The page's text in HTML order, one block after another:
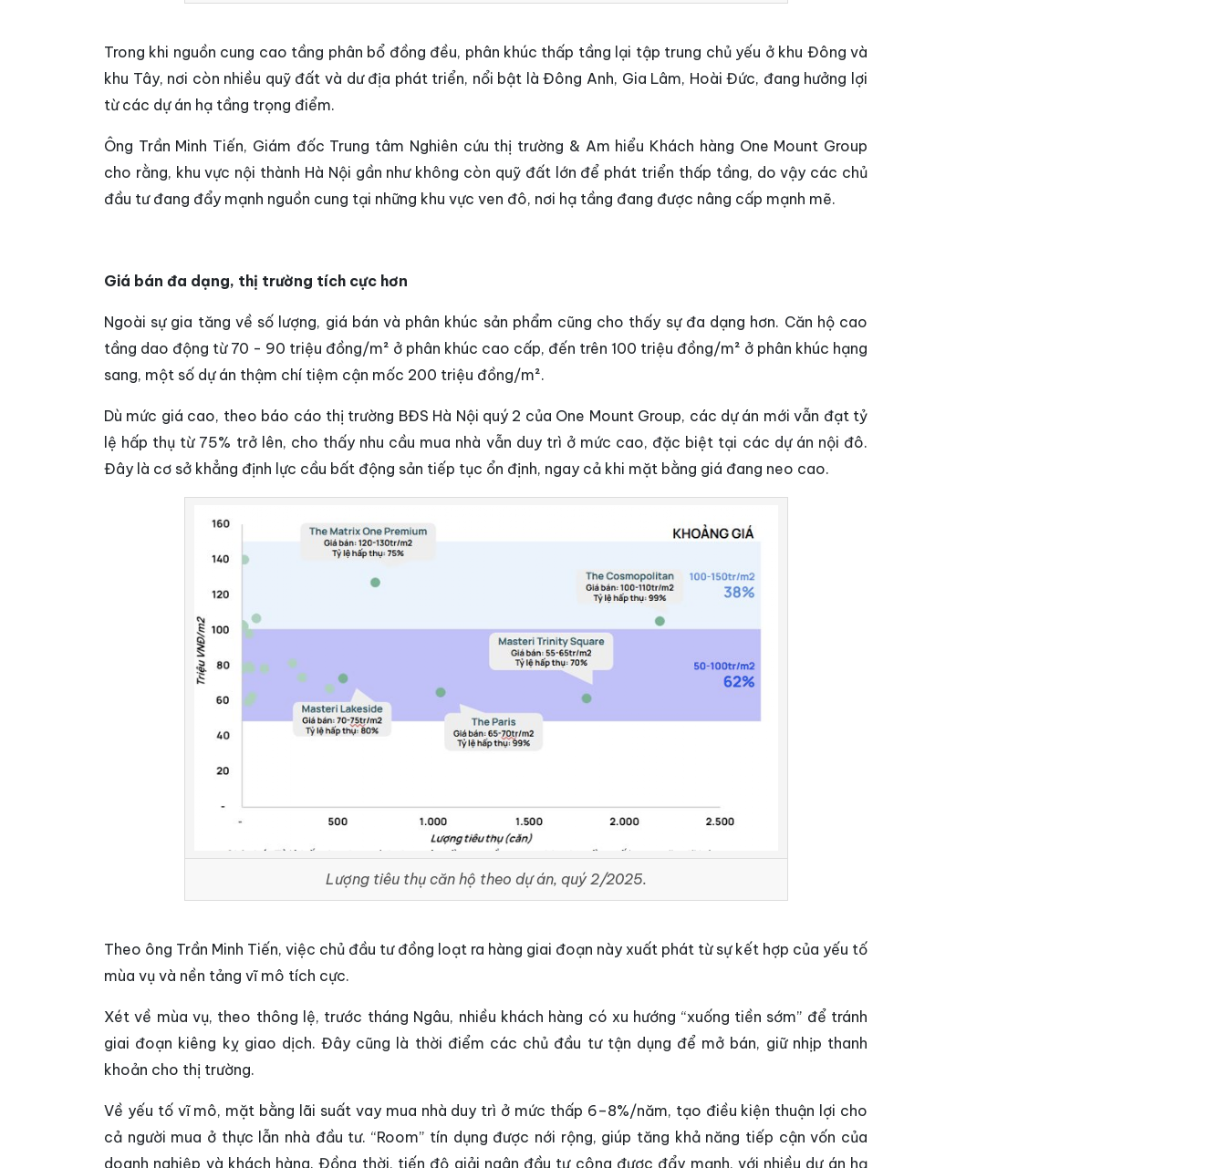
Trong khi nguồn cung cao tầng phân bổ đồng đều, phân khúc thấp tầng lại tập trung chủ yếu ở khu Đông và
khu Tây, nơi còn nhiều quỹ đất và dư địa phát triển, nổi bật là Đông Anh, Gia Lâm, Hoài Đức, đang hưởng lợi
từ các dự án hạ tầng trọng điểm.
Ông Trần Minh Tiến, Giám đốc Trung tâm Nghiên cứu thị trường & Am hiểu Khách hàng One Mount Group
cho rằng, khu vực nội thành Hà Nội gần như không còn quỹ đất lớn để phát triển thấp tầng, do vậy các chủ
đầu tư đang đẩy mạnh nguồn cung tại những khu vực ven đô, nơi hạ tầng đang được nâng cấp mạnh mẽ.
Giá bán đa dạng, thị trường tích cực hơn
Ngoài sự gia tăng về số lượng, giá bán và phân khúc sản phẩm cũng cho thấy sự đa dạng hơn. Căn hộ cao
tầng dao động từ 70 - 90 triệu đồng/m² ở phân khúc cao cấp, đến trên 100 triệu đồng/m² ở phân khúc hạng
sang, một số dự án thậm chí tiệm cận mốc 200 triệu đồng/m².
Dù mức giá cao, theo báo cáo thị trường BĐS Hà Nội quý 2 của One Mount Group, các dự án mới vẫn đạt tỷ
lệ hấp thụ từ 75% trở lên, cho thấy nhu cầu mua nhà vẫn duy trì ở mức cao, đặc biệt tại các dự án nội đô.
Đây là cơ sở khẳng định lực cầu bất động sản tiếp tục ổn định, ngay cả khi mặt bằng giá đang neo cao.
Lượng tiêu thụ căn hộ theo dự án, quý 2/2025.
Theo ông Trần Minh Tiến, việc chủ đầu tư đồng loạt ra hàng giai đoạn này xuất phát từ sự kết hợp của yếu tố
mùa vụ và nền tảng vĩ mô tích cực.
Xét về mùa vụ, theo thông lệ, trước tháng Ngâu, nhiều khách hàng có xu hướng “xuống tiền sớm” để tránh
giai đoạn kiêng kỵ giao dịch. Đây cũng là thời điểm các chủ đầu tư tận dụng để mở bán, giữ nhịp thanh
khoản cho thị trường.
Về yếu tố vĩ mô, mặt bằng lãi suất vay mua nhà duy trì ở mức thấp 6–8%/năm, tạo điều kiện thuận lợi cho
cả người mua ở thực lẫn nhà đầu tư. “Room” tín dụng được nới rộng, giúp tăng khả năng tiếp cận vốn của
doanh nghiệp và khách hàng. Đồng thời, tiến độ giải ngân đầu tư công được đẩy mạnh, với nhiều dự án hạ